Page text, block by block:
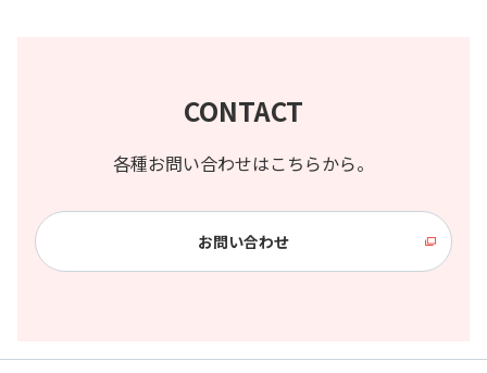
CONTACT
各種お問い合わせはこちらから。
お問い合わせ